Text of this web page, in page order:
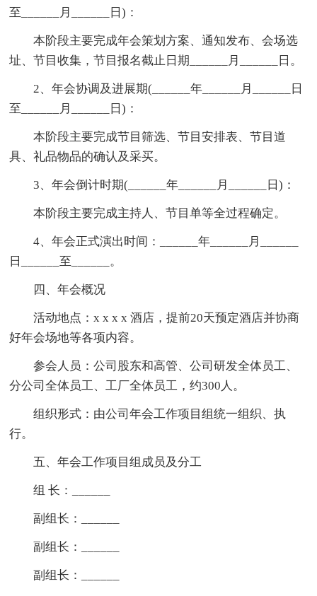
至______月______日)：
本阶段主要完成年会策划方案、通知发布、会场选
址、节目收集，节目报名截止日期______月______日。
2、年会协调及进展期(______年______月______日
至______月______日)：
本阶段主要完成节目筛选、节目安排表、节目道
具、礼品物品的确认及采买。
3、年会倒计时期(______年______月______日)：
本阶段主要完成主持人、节目单等全过程确定。
4、年会正式演出时间：______年______月______
日______至______。
四、年会概况
活动地点：x x x x 酒店，提前20天预定酒店并协商
好年会场地等各项内容。
参会人员：公司股东和高管、公司研发全体员工、
分公司全体员工、工厂全体员工，约300人。
组织形式：由公司年会工作项目组统一组织、执
行。
五、年会工作项目组成员及分工
组 长：______
副组长：______
副组长：______
副组长：______